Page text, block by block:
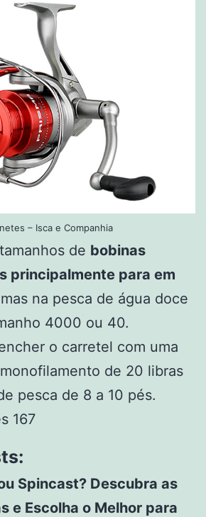
– Isca e Companhia
de bobinas
principalmente para em
na pesca de água doce
4000 ou 40.
o carretel com uma
de 20 libras
pesca de 8 a 10 pés.
167
Spincast? Descubra as
e Escolha o Melhor para